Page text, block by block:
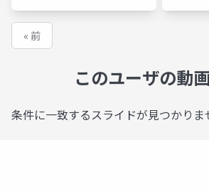
« 前
このユーザの動
条件に一致するスライドが見つかりま